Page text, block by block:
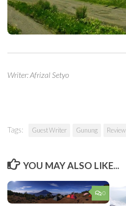
Writer: Afrizal Setyo
Tags: Guest Writer Gunung Review
YOU MAY ALSO LIKE...
0